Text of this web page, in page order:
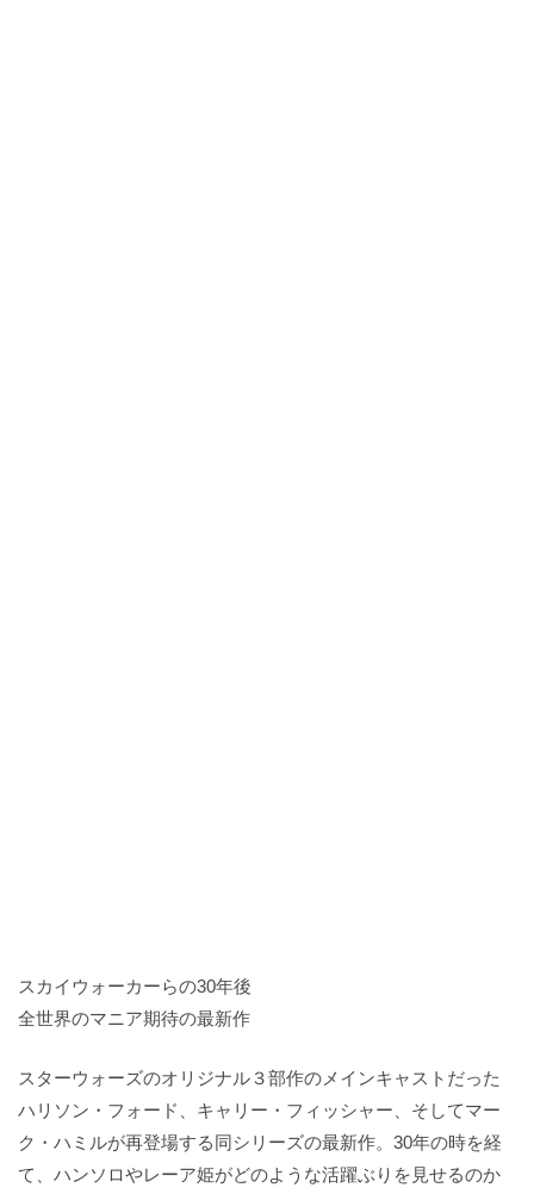
スカイウォーカーらの30年後
全世界のマニア期待の最新作
スターウォーズのオリジナル３部作のメインキャストだった
ハリソン・フォード、キャリー・フィッシャー、そしてマー
ク・ハミルが再登場する同シリーズの最新作。30年の時を経
て、ハンソロやレーア姫がどのような活躍ぶりを見せるのか